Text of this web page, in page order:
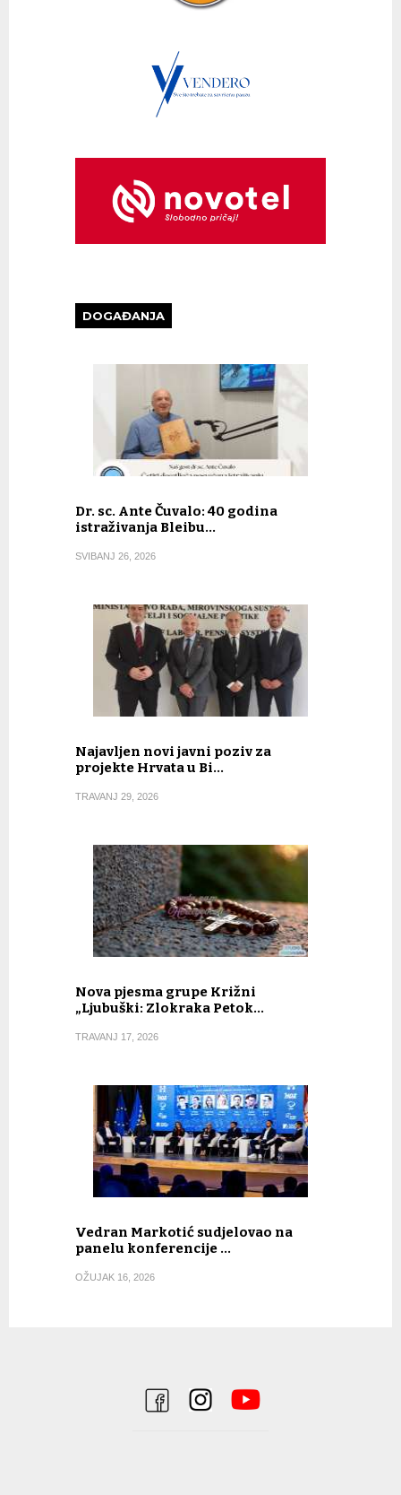
DOGAĐANJA
Dr. sc. Ante Čuvalo: 40 godina
istraživanja Bleibu…
SVIBANJ 26, 2026
Najavljen novi javni poziv za
projekte Hrvata u Bi…
TRAVANJ 29, 2026
Nova pjesma grupe Križni
„Ljubuški: Zlokraka Petok…
TRAVANJ 17, 2026
Vedran Markotić sudjelovao na
panelu konferencije …
OŽUJAK 16, 2026